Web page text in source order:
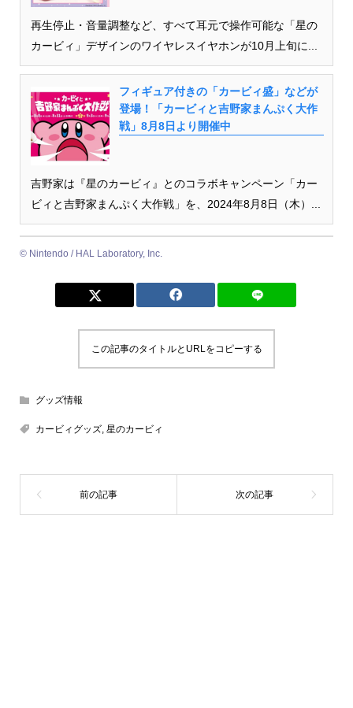
再生停止・音量調整など、すべて耳元で操作可能な「星の
カービィ」デザインのワイヤレスイヤホンが10月上旬に...
フィギュア付きの「カービィ盛」などが
登場！「カービィと吉野家まんぷく大作
戦」8月8日より開催中
吉野家は『星のカービィ』とのコラボキャンペーン「カー
ビィと吉野家まんぷく大作戦」を、2024年8月8日（木）...
© Nintendo / HAL Laboratory, Inc.
この記事のタイトルとURLをコピーする
グッズ情報
カービィグッズ, 星のカービィ